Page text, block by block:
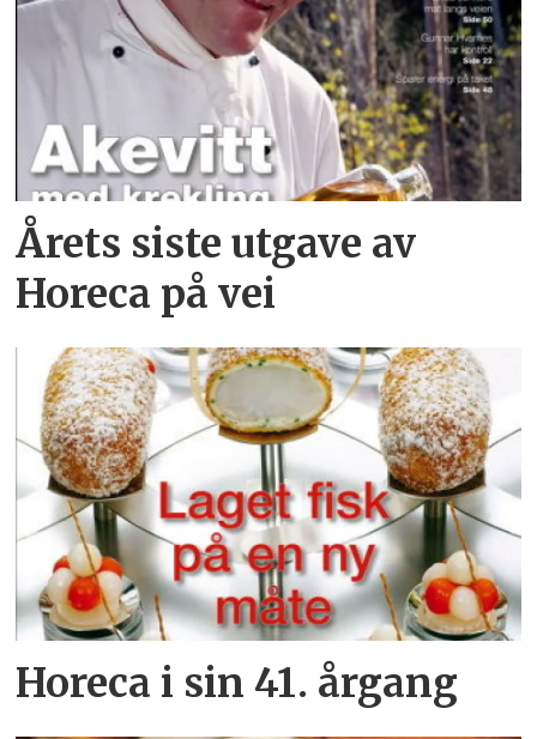
Årets siste utgave av
Horeca på vei
Horeca i sin 41. årgang